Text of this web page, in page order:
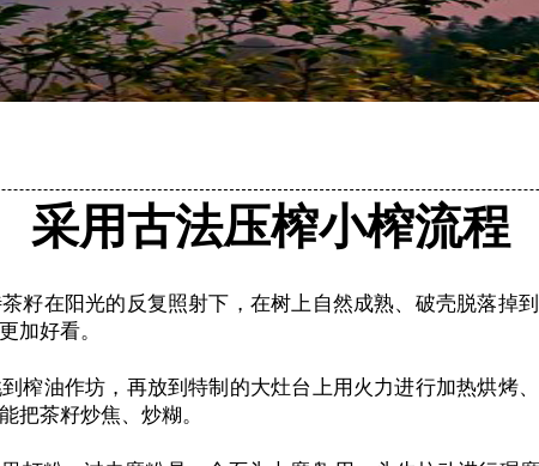
采用古法压榨小榨流程
籽在阳光的反复照射下，在树上自然成熟、破壳脱落掉
加好看。
榨油作坊，再放到特制的大灶台上用火力进行加热烘烤
把茶籽炒焦、炒糊。